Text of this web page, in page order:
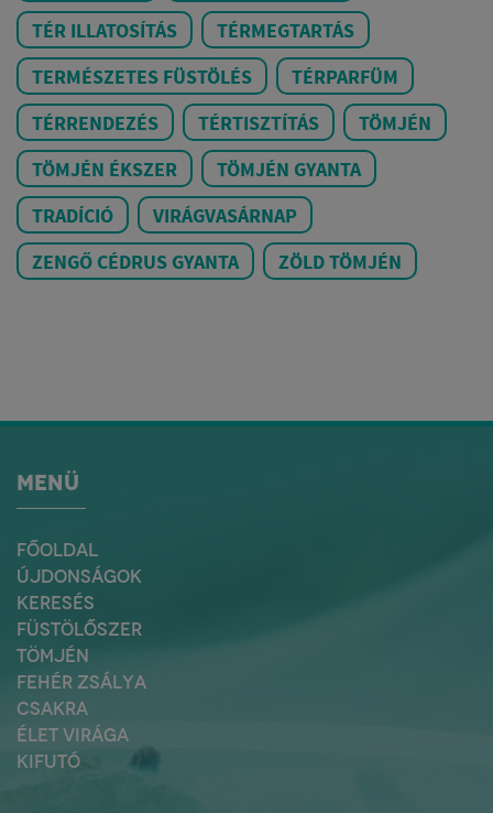
TÉR ILLATOSÍTÁS
TÉRMEGTARTÁS
TERMÉSZETES FÜSTÖLÉS
TÉRPARFÜM
TÉRRENDEZÉS
TÉRTISZTÍTÁS
TÖMJÉN
TÖMJÉN ÉKSZER
TÖMJÉN GYANTA
TRADÍCIÓ
VIRÁGVASÁRNAP
ZENGŐ CÉDRUS GYANTA
ZÖLD TÖMJÉN
MENÜ
FŐOLDAL
ÚJDONSÁGOK
KERESÉS
FÜSTÖLŐSZER
TÖMJÉN
FEHÉR ZSÁLYA
CSAKRA
ÉLET VIRÁGA
KIFUTÓ